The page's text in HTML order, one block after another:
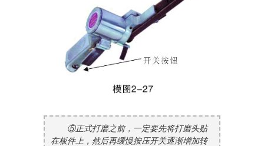
⑤正式打磨之前，一定要先将打磨头贴
在板件上，然后再缓慢按压开关逐渐增加转